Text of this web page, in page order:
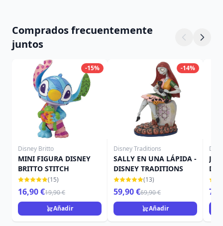
Comprados frecuentemente
juntos
-15%
Disney Britto
MINI FIGURA DISNEY
BRITTO STITCH
(15)
16,90 €19,90 €
Añadir
-14%
Disney Traditions
SALLY EN UNA LÁPIDA -
DISNEY TRADITIONS
(13)
59,90 €69,90 €
Añadir